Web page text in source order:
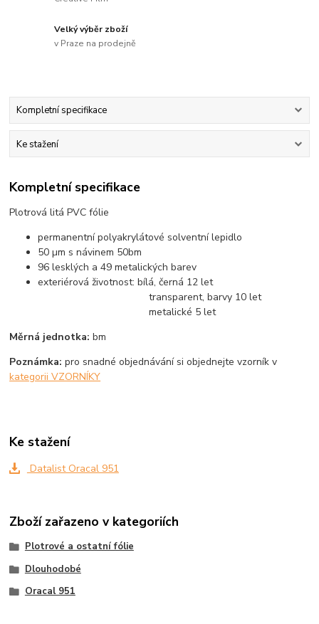
Velký výběr zboží
v Praze na prodejně
Kompletní specifikace
Ke stažení
Kompletní specifikace
Plotrová litá PVC fólie
permanentní polyakrylátové solventní lepidlo
50 µm s návinem 50bm
96 lesklých a 49 metalických barev
exteriérová životnost: bílá, černá 12 let
transparent, barvy 10 let
metalické 5 let
Měrná jednotka: bm
Poznámka: pro snadné objednávání si objednejte vzorník v
kategorii VZORNÍKY
Ke stažení
Datalist Oracal 951
Zboží zařazeno v kategoriích
Plotrové a ostatní fólie
Dlouhodobé
Oracal 951